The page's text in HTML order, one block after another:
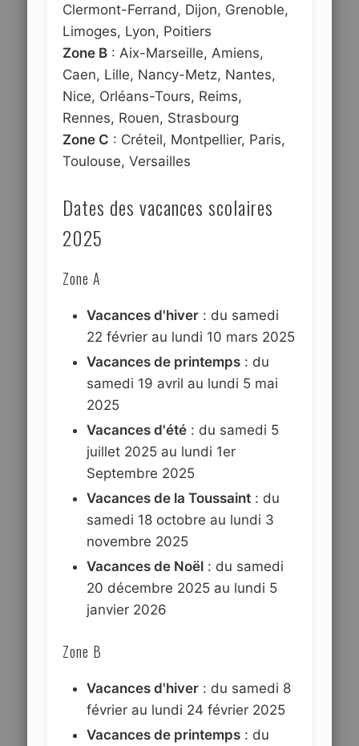
Clermont-Ferrand, Dijon, Grenoble,
Limoges, Lyon, Poitiers
Zone B : Aix-Marseille, Amiens,
Caen, Lille, Nancy-Metz, Nantes,
Nice, Orléans-Tours, Reims,
Rennes, Rouen, Strasbourg
Zone C : Créteil, Montpellier, Paris,
Toulouse, Versailles
Dates des vacances scolaires
2025
Zone A
Vacances d'hiver : du samedi
22 février au lundi 10 mars 2025
Vacances de printemps : du
samedi 19 avril au lundi 5 mai
2025
Vacances d'été : du samedi 5
juillet 2025 au lundi 1er
Septembre 2025
Vacances de la Toussaint : du
samedi 18 octobre au lundi 3
novembre 2025
Vacances de Noël : du samedi
20 décembre 2025 au lundi 5
janvier 2026
Zone B
Vacances d'hiver : du samedi 8
février au lundi 24 février 2025
Vacances de printemps : du